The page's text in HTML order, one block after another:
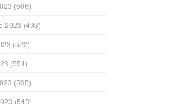
(506)
2023 (493)
(522)
(554)
(535)
(543)